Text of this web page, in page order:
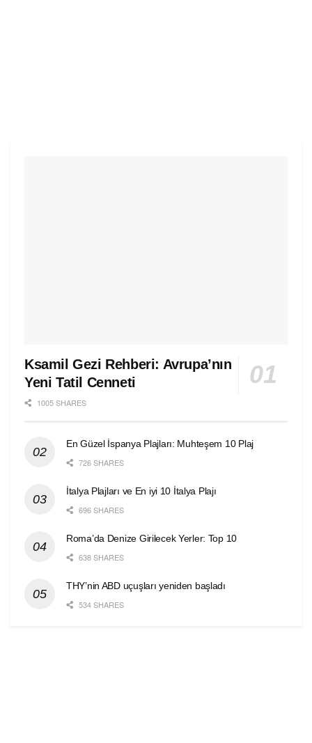
Ksamil Gezi Rehberi: Avrupa’nın
Yeni Tatil Cenneti
1005 SHARES
En Güzel İspanya Plajları: Muhteşem 10 Plaj
726 SHARES
İtalya Plajları ve En iyi 10 İtalya Plajı
696 SHARES
Roma’da Denize Girilecek Yerler: Top 10
638 SHARES
THY’nin ABD uçuşları yeniden başladı
534 SHARES